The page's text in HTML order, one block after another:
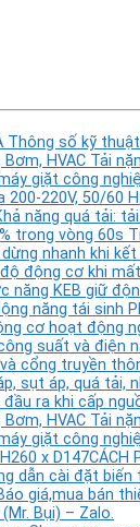
Thông số kỹ
HVAC Tải
giặt công
200-220V, 50/60
năng quá tải:
trong vòng 60s
nhanh khi
động cơ khi
năng KEB giữ
năng tái sinh
cơ hoạt động
suất và điện
cổng truyền
sụt áp, quá tải,
ra khi cấp
HVAC Tải
giặt công
x D147CÁCH
dẫn cài đặt biến
giá,mua bán
Bụi) – Zalo.